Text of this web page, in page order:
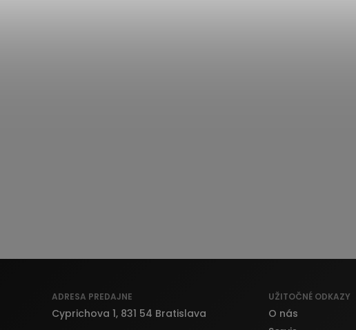
ADRESA PREDAJNE
Cyprichova 1, 831 54 Bratislava
UŽITOČNÉ ODKAZY
O nás